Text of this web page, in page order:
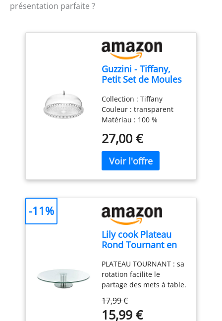
présentation parfaite ?
Guzzini - Tiffany,
Petit Set de Moules
Transparent, Ø 30 x
h16 cm - 19950100
Collection : Tiffany
Couleur : transparent
Matériau : 100 %
Guzzini, fabriqué en
Italie depuis 1912 Poids
du colis: 1.02 kilograms
27,00 €
Lily cook Plateau
Rond Tournant en
Transparent
PLATEAU TOURNANT : sa
rotation facilite le
partage des mets à table.
malin VERRE ET INOX :
leur alliance allie
17,99 €
15,99 €
-11%